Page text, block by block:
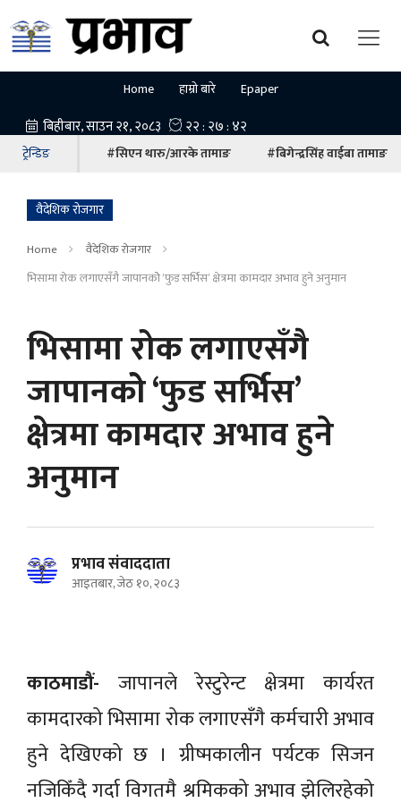
Home हाम्रो बारे Epaper
ट्रेन्डिङ #सिएन थारु/आरके तामाङ #बिगेन्द्रसिंह वाईबा तामाङ
वैदेशिक रोजगार
Home
वैदेशिक रोजगार
भिसामा रोक लगाएसँगै जापानकोे ‘फुड सर्भिस’ क्षेत्रमा कामदार अभाव हुने अनुमान
भिसामा रोक लगाएसँगै
जापानकोे ‘फुड सर्भिस’
क्षेत्रमा कामदार अभाव हुने
अनुमान
प्रभाव संवाददाता
आइतबार, जेठ १०, २०८३
काठमाडौं- जापानले रेस्टुरेन्ट क्षेत्रमा कार्यरत
कामदारको भिसामा रोक लगाएसँगै कर्मचारी अभाव
हुने देखिएको छ । ग्रीष्मकालीन पर्यटक सिजन
नजिकिँदै गर्दा विगतमै श्रमिकको अभाव झेलिरहेको